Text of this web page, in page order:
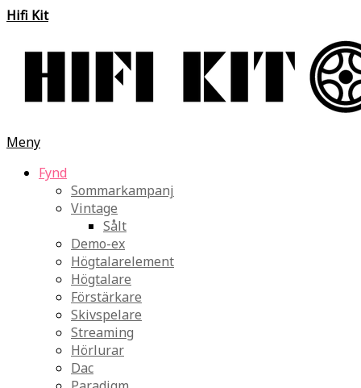
Hifi Kit
Meny
Fynd
Sommarkampanj
Vintage
Sålt
Demo-ex
Högtalarelement
Högtalare
Förstärkare
Skivspelare
Streaming
Hörlurar
Dac